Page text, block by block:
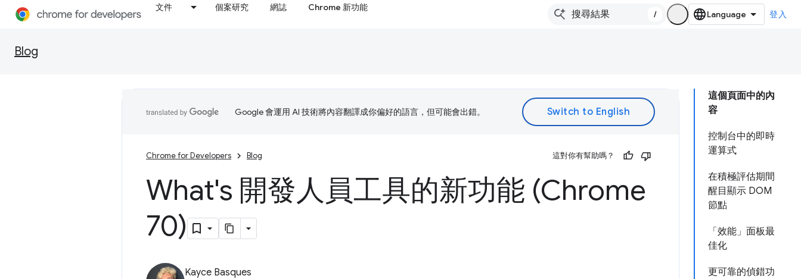
文件 個案研究 網誌 Chrome 新功能
/ 登入
Blog
這個頁面中的內
容
控制台中的即時
運算式
在積極評估期間
醒目顯示 DOM
節點
「效能」面板最
佳化
更可靠的偵錯功
Google 會運用 AI 技術將內容翻譯成你偏好的語言，但可能會出錯。
Chrome for Developers Blog 這對你有幫助嗎？
What's 開發人員工具的新功能 (Chrome
70)
Kayce Basques